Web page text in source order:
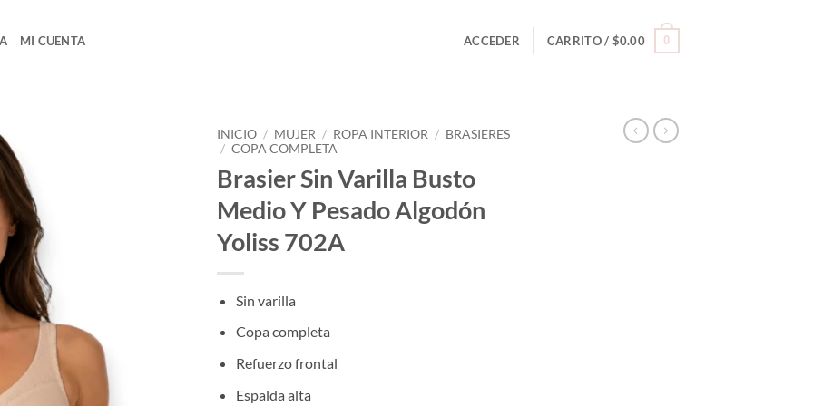
MI CUENTA ACCEDER CARRITO / $0.00 0
INICIO / MUJER / ROPA INTERIOR / BRASIERES
/ COPA COMPLETA
Brasier Sin Varilla Busto
Medio Y Pesado Algodón
Yoliss 702A
Sin varilla
Copa completa
Refuerzo frontal
Espalda alta